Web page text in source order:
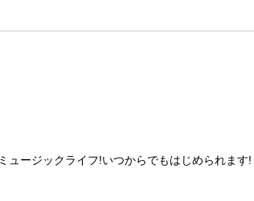
ュージックライフ!いつからでもはじめられます!